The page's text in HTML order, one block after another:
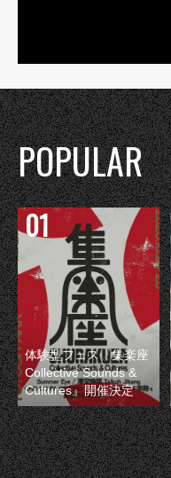
POPULAR
体験型フェス『集楽座
Collective Sounds &
Cultures』開催決定